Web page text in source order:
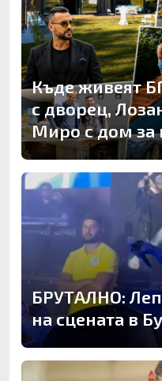
Къде живеят
с дворец,
Миро с дом за
БРУТАЛНО:
на сцената в